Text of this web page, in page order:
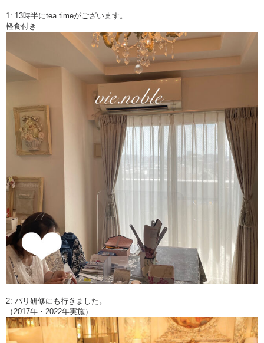
1: 13時半にtea timeがございます。
軽食付き
2: パリ研修にも行きました。
（2017年・2022年実施）